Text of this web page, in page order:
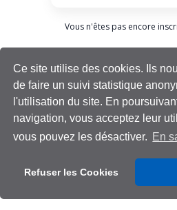
Ce site utilise des cookies. Ils
de faire un suivi statistique
l'utilisation du site. En
navigation, vous acceptez leur
vous pouvez les désactiver. En
Refuser les Cookies
Vous n'êtes pas encore